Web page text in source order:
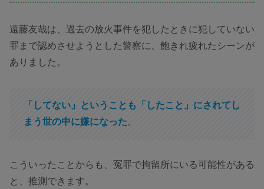
遠藤友哉は、過去の放火事件を犯したときに犯していない
罪まで認めさせようとした警察に、飽きれ疲れたシーンが
ありました。
「してない」ということも「したこと」にされてし
まう世の中に嫌になった。
こういったことからも、冤罪で拘留所にいる可能性がある
と、推測できます。